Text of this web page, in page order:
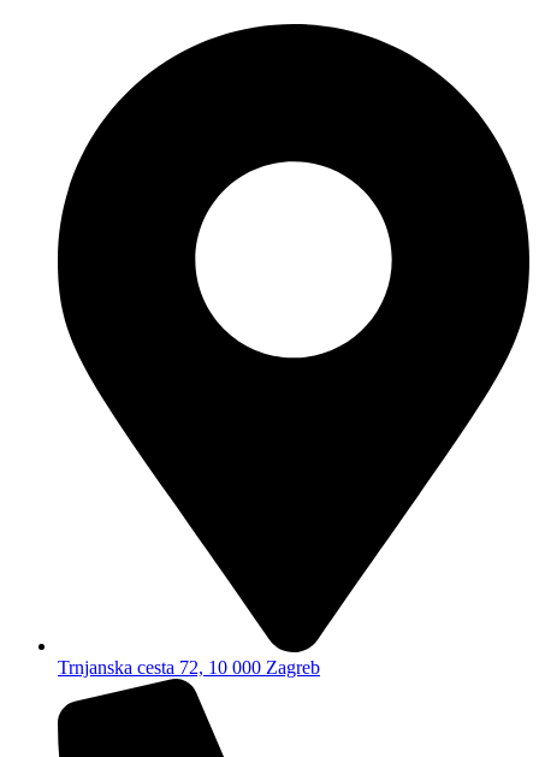
Trnjanska cesta 72, 10 000 Zagreb